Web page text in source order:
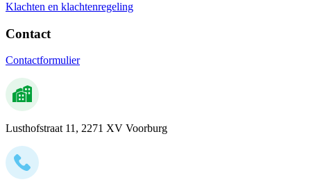
Klachten en klachtenregeling
Contact
Contactformulier
Lusthofstraat 11, 2271 XV Voorburg